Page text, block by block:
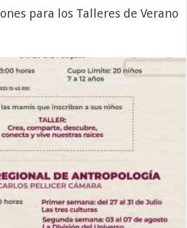
para los Talleres de Verano